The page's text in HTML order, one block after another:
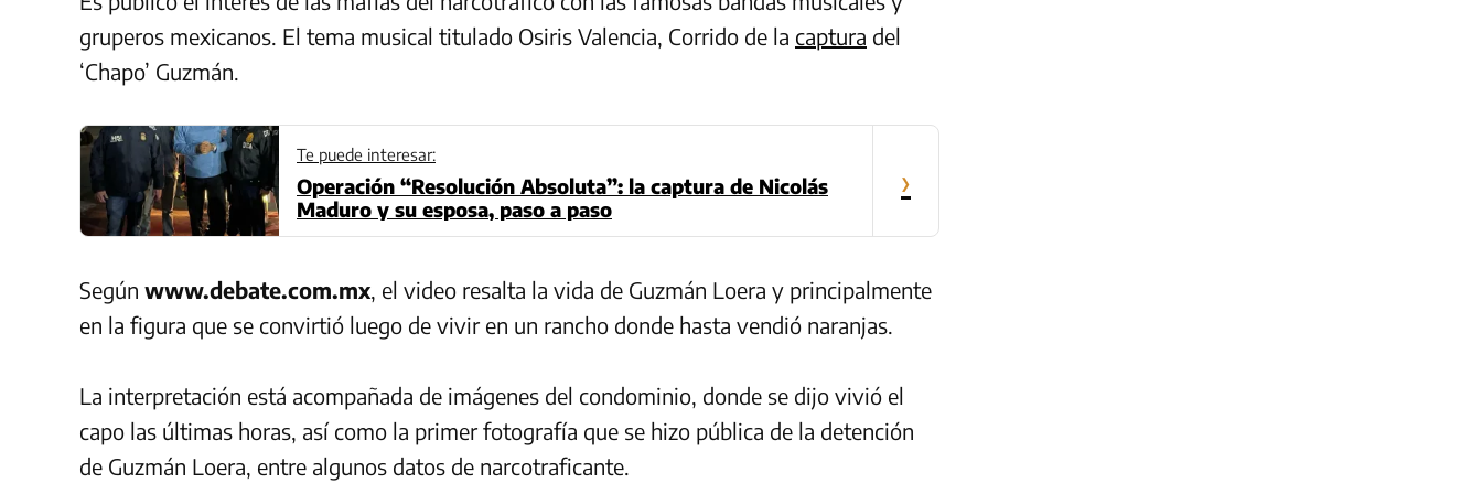
gruperos mexicanos. El tema musical titulado Osiris Valencia, Corrido de la captura del
‘Chapo’ Guzmán.
Te puede interesar:
Operación “Resolución Absoluta”: la captura de Nicolás
Maduro y su esposa, paso a paso
›
Según www.debate.com.mx, el video resalta la vida de Guzmán Loera y principalmente
en la figura que se convirtió luego de vivir en un rancho donde hasta vendió naranjas.
La interpretación está acompañada de imágenes del condominio, donde se dijo vivió el
capo las últimas horas, así como la primer fotografía que se hizo pública de la detención
de Guzmán Loera, entre algunos datos de narcotraficante.